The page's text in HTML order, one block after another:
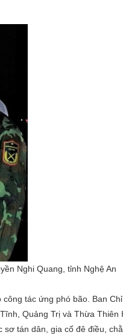
Nghi Quang, tỉnh Nghệ An
tác ứng phó bão. Ban
Quảng Trị và Thừa Thiên
tán dân, gia cố đê điều,